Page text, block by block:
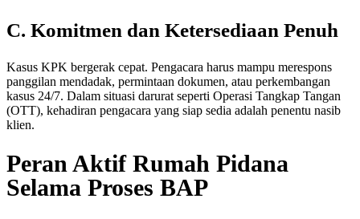
C. Komitmen dan Ketersediaan Penuh
Kasus KPK bergerak cepat. Pengacara harus mampu merespons
panggilan mendadak, permintaan dokumen, atau perkembangan
kasus 24/7. Dalam situasi darurat seperti Operasi Tangkap Tangan
(OTT), kehadiran pengacara yang siap sedia adalah penentu nasib
klien.
Peran Aktif Rumah Pidana
Selama Proses BAP